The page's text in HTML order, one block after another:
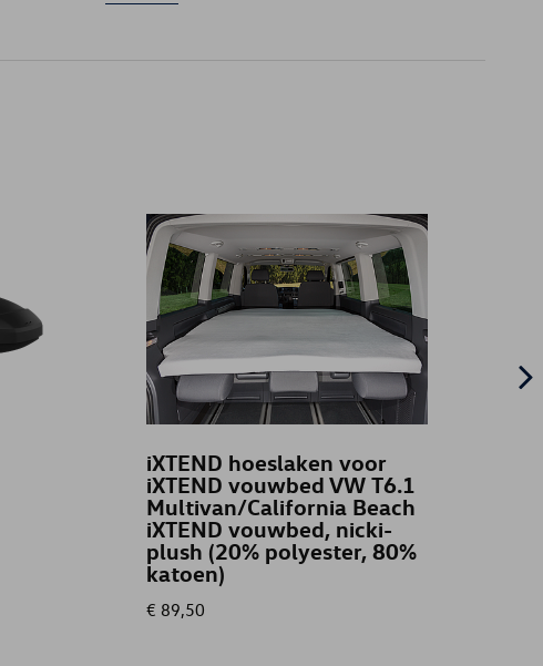
iXTEND hoeslaken voor
iXTEND vouwbed VW T6.1
Multivan/California Beach
iXTEND vouwbed, nicki-
plush (20% polyester, 80%
katoen)
€ 89,50